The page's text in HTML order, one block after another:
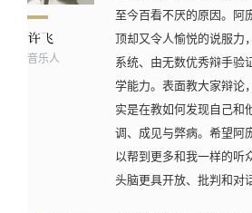
音乐人
至今百看不厌的原因。阿
顶却又令人愉悦的说服力
系统、由无数优秀辩手验
学能力。表面教大家辩论
实是在教如何发现自己和
调、成见与弊病。希望阿
以帮到更多和我一样的听
头脑更具开放、批判和对